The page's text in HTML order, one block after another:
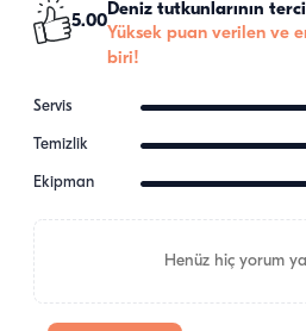
5.00
Deniz tutkunlarının
Yüksek puan verilen ve
biri!
Servis
Temizlik
Ekipman
Henüz hiç yorum